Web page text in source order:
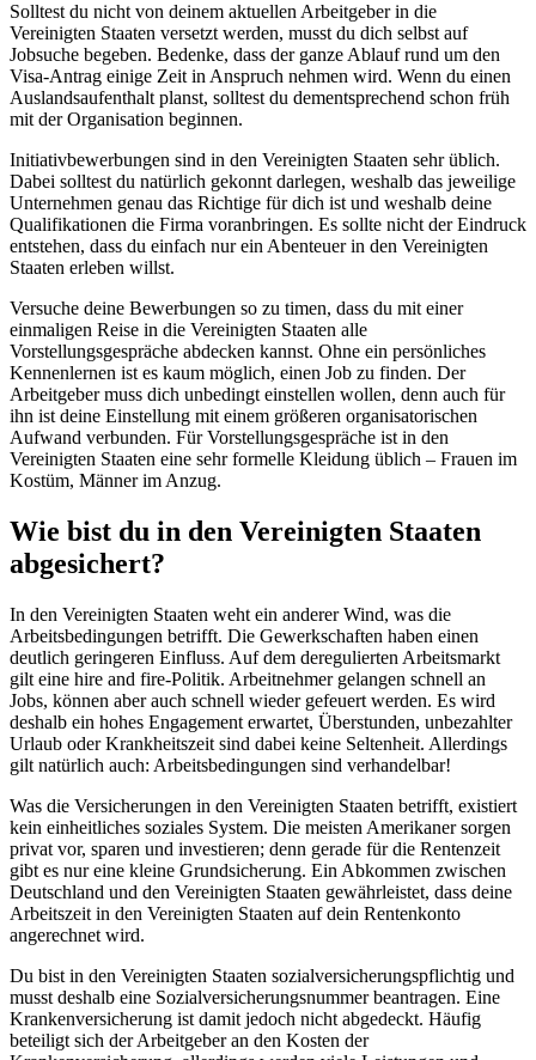
Solltest du nicht von deinem aktuellen Arbeitgeber in die
Vereinigten Staaten versetzt werden, musst du dich selbst auf
Jobsuche begeben. Bedenke, dass der ganze Ablauf rund um den
Visa-Antrag einige Zeit in Anspruch nehmen wird. Wenn du einen
Auslandsaufenthalt planst, solltest du dementsprechend schon früh
mit der Organisation beginnen.
Initiativbewerbungen sind in den Vereinigten Staaten sehr üblich.
Dabei solltest du natürlich gekonnt darlegen, weshalb das jeweilige
Unternehmen genau das Richtige für dich ist und weshalb deine
Qualifikationen die Firma voranbringen. Es sollte nicht der Eindruck
entstehen, dass du einfach nur ein Abenteuer in den Vereinigten
Staaten erleben willst.
Versuche deine Bewerbungen so zu timen, dass du mit einer
einmaligen Reise in die Vereinigten Staaten alle
Vorstellungsgespräche abdecken kannst. Ohne ein persönliches
Kennenlernen ist es kaum möglich, einen Job zu finden. Der
Arbeitgeber muss dich unbedingt einstellen wollen, denn auch für
ihn ist deine Einstellung mit einem größeren organisatorischen
Aufwand verbunden. Für Vorstellungsgespräche ist in den
Vereinigten Staaten eine sehr formelle Kleidung üblich – Frauen im
Kostüm, Männer im Anzug.
Wie bist du in den Vereinigten Staaten
abgesichert?
In den Vereinigten Staaten weht ein anderer Wind, was die
Arbeitsbedingungen betrifft. Die Gewerkschaften haben einen
deutlich geringeren Einfluss. Auf dem deregulierten Arbeitsmarkt
gilt eine hire and fire-Politik. Arbeitnehmer gelangen schnell an
Jobs, können aber auch schnell wieder gefeuert werden. Es wird
deshalb ein hohes Engagement erwartet, Überstunden, unbezahlter
Urlaub oder Krankheitszeit sind dabei keine Seltenheit. Allerdings
gilt natürlich auch: Arbeitsbedingungen sind verhandelbar!
Was die Versicherungen in den Vereinigten Staaten betrifft, existiert
kein einheitliches soziales System. Die meisten Amerikaner sorgen
privat vor, sparen und investieren; denn gerade für die Rentenzeit
gibt es nur eine kleine Grundsicherung. Ein Abkommen zwischen
Deutschland und den Vereinigten Staaten gewährleistet, dass deine
Arbeitszeit in den Vereinigten Staaten auf dein Rentenkonto
angerechnet wird.
Du bist in den Vereinigten Staaten sozialversicherungspflichtig und
musst deshalb eine Sozialversicherungsnummer beantragen. Eine
Krankenversicherung ist damit jedoch nicht abgedeckt. Häufig
beteiligt sich der Arbeitgeber an den Kosten der